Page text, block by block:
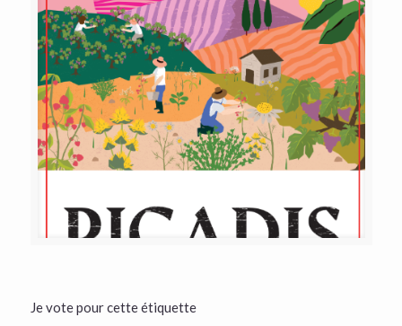
Je vote pour cette étiquette